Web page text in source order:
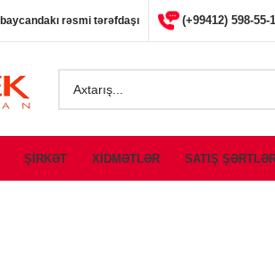
rəsmi tərəfdaşı (+99412) 598-55-
ŞİRKƏT XİDMƏTLƏR SATIŞ